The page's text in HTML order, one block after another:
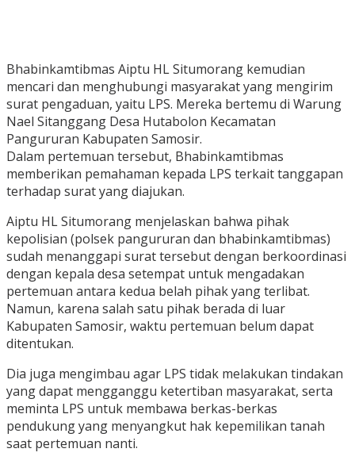
Bhabinkamtibmas Aiptu HL Situmorang kemudian
mencari dan menghubungi masyarakat yang mengirim
surat pengaduan, yaitu LPS. Mereka bertemu di Warung
Nael Sitanggang Desa Hutabolon Kecamatan
Pangururan Kabupaten Samosir.
Dalam pertemuan tersebut, Bhabinkamtibmas
memberikan pemahaman kepada LPS terkait tanggapan
terhadap surat yang diajukan.
Aiptu HL Situmorang menjelaskan bahwa pihak
kepolisian (polsek pangururan dan bhabinkamtibmas)
sudah menanggapi surat tersebut dengan berkoordinasi
dengan kepala desa setempat untuk mengadakan
pertemuan antara kedua belah pihak yang terlibat.
Namun, karena salah satu pihak berada di luar
Kabupaten Samosir, waktu pertemuan belum dapat
ditentukan.
Dia juga mengimbau agar LPS tidak melakukan tindakan
yang dapat mengganggu ketertiban masyarakat, serta
meminta LPS untuk membawa berkas-berkas
pendukung yang menyangkut hak kepemilikan tanah
saat pertemuan nanti.